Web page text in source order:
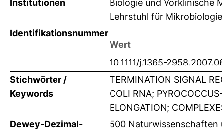
Institutionen
Biologie und Vorklinische
Lehrstuhl für
Identifikationsnummer
Wert
10.1111/j.1365-
Stichwörter /
Keywords
TERMINATION SIGNAL
COLI RNA;
ELONGATION;
Dewey-Dezimal-
500 Naturwissenschaften